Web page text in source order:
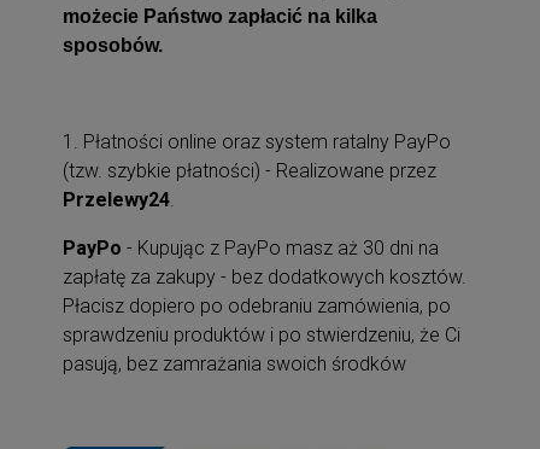
możecie Państwo zapłacić na kilka
sposobów.
1. Płatności online oraz system ratalny PayPo
(tzw. szybkie płatności) - Realizowane przez
Przelewy24.
PayPo - Kupując z PayPo masz aż 30 dni na
zapłatę za zakupy - bez dodatkowych kosztów.
Płacisz dopiero po odebraniu zamówienia, po
sprawdzeniu produktów i po stwierdzeniu, że Ci
pasują, bez zamrażania swoich środków